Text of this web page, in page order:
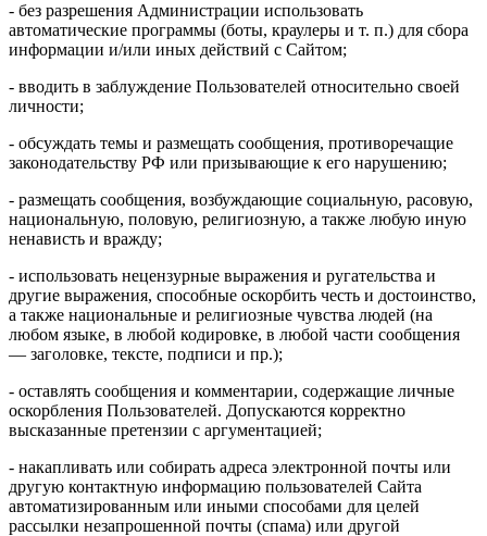
- без разрешения Администрации использовать
автоматические программы (боты, краулеры и т. п.) для сбора
информации и/или иных действий с Сайтом;
- вводить в заблуждение Пользователей относительно своей
личности;
- обсуждать темы и размещать сообщения, противоречащие
законодательству РФ или призывающие к его нарушению;
- размещать сообщения, возбуждающие социальную, расовую,
национальную, половую, религиозную, а также любую иную
ненависть и вражду;
- использовать нецензурные выражения и ругательства и
другие выражения, способные оскорбить честь и достоинство,
а также национальные и религиозные чувства людей (на
любом языке, в любой кодировке, в любой части сообщения
— заголовке, тексте, подписи и пр.);
- оставлять сообщения и комментарии, содержащие личные
оскорбления Пользователей. Допускаются корректно
высказанные претензии с аргументацией;
- накапливать или собирать адреса электронной почты или
другую контактную информацию пользователей Сайта
автоматизированным или иными способами для целей
рассылки незапрошенной почты (спама) или другой